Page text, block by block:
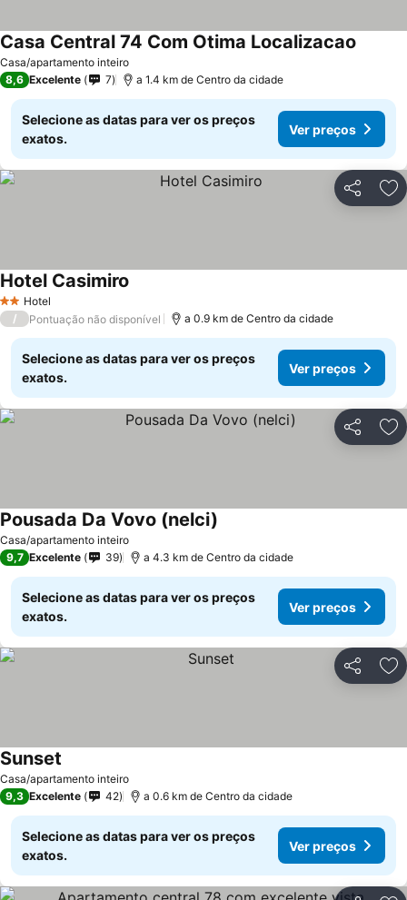
Casa/apartamento inteiro
Casa Central 74 Com Otima Localizacao
8,6 Excelente 7 a 1.4 km de Centro da cidade
Selecione as datas para ver os preços
exatos.
Ver preços
Partilhar
2 Estrelas
Hotel
Hotel Casimiro
/ Pontuação não disponível a 0.9 km de Centro da cidade
Selecione as datas para ver os preços
exatos.
Ver preços
Partilhar
Casa/apartamento inteiro
Pousada Da Vovo (nelci)
9,7 Excelente 39 a 4.3 km de Centro da cidade
Selecione as datas para ver os preços
exatos.
Ver preços
Partilhar
Casa/apartamento inteiro
Sunset
9,3 Excelente 42 a 0.6 km de Centro da cidade
Selecione as datas para ver os preços
exatos.
Ver preços